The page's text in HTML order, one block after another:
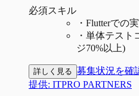
必須スキル
・ Flutterでの
・ 単体テスト
ジ70%以上)
詳しく見る 募集状況を確
提供: ITPRO PARTNERS